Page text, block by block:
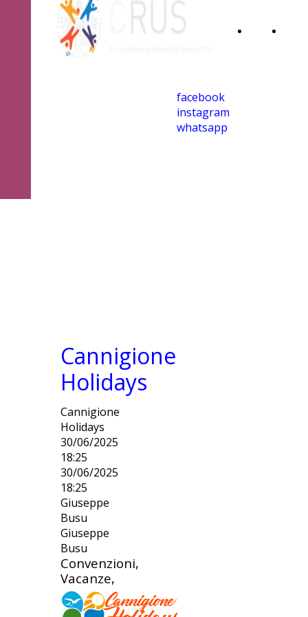
Home
facebook
instagram
whatsapp
Cannigione
Holidays
Cannigione
Holidays
30/06/2025
18:25
30/06/2025
18:25
Giuseppe
Busu
Giuseppe
Busu
Convenzioni,
Vacanze,